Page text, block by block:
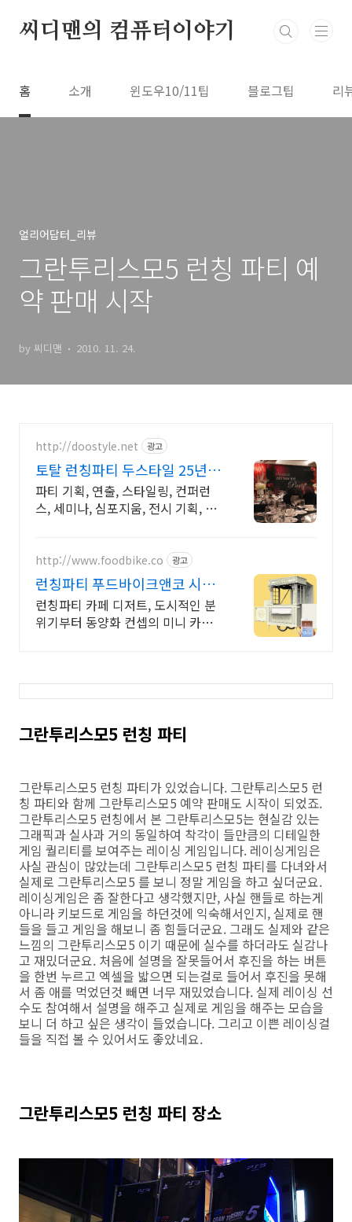
씨디맨의 컴퓨터이야기
홈 소개 윈도우10/11팁 블로그팁 리
얼리어답터_리뷰
그란투리스모5 런칭 파티 예
약 판매 시작
by 씨디맨 2010. 11. 24.
http://doostyle.net 광고
토탈 런칭파티 두스타일 25년
노하우 파티행사 대행
파티 기획, 연출, 스타일링, 컨퍼런
스, 세미나, 심포지움, 전시 기획, 연
적으로 제공합니다.
http://www.foodbike.co 광고
런칭파티 푸드바이크앤코 시즌
DP/행사용집기/플라워
런칭파티 카페 디저트, 도시적인 분
위기부터 동양화 컨셉의 미니 카페
그란투리스모5 런칭 파티
그란투리스모5 런칭 파티가 있었습니다. 그란투리스모5 런
칭 파티와 함께 그란투리스모5 예약 판매도 시작이 되었죠.
그란투리스모5 런칭에서 본 그란투리스모5는 현실감 있는
그래픽과 실사과 거의 동일하여 착각이 들만큼의 디테일한
게임 퀄리티를 보여주는 레이싱 게임입니다. 레이싱게임은
사실 관심이 많았는데 그란투리스모5 런칭 파티를 다녀와서
실제로 그란투리스모5 를 보니 정말 게임을 하고 싶더군요.
레이싱게임은 좀 잘한다고 생각했지만, 사실 핸들로 하는게
아니라 키보드로 게임을 하던것에 익숙해서인지, 실제로 핸
들을 들고 게임을 해보니 좀 힘들더군요. 그래도 실제와 같은
느낌의 그란투리스모5 이기 때문에 실수를 하더라도 실감나
고 재밌더군요. 처음에 설명을 잘못들어서 후진을 하는 버튼
을 한번 누르고 엑셀을 밟으면 되는걸로 들어서 후진을 못해
서 좀 애를 먹었던것 빼면 너무 재밌었습니다. 실제 레이싱 선
수도 참여해서 설명을 해주고 실제로 게임을 해주는 모습을
보니 더 하고 싶은 생각이 들었습니다. 그리고 이쁜 레이싱걸
들을 직접 볼 수 있어서도 좋았네요.
그란투리스모5 런칭 파티 장소